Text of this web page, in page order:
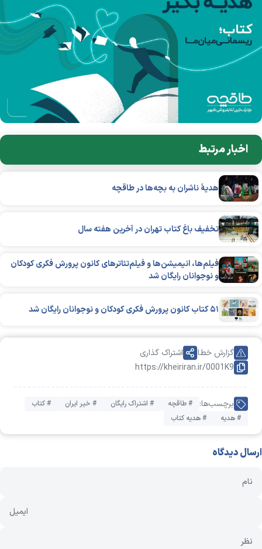
اخبار مرتبط
هدیهٔ ناشران به بچه‌ها در طاقچه
تخفیف باغ کتاب تهران در آخرین هفته سال
فیلم‌ها، انیمیشن‌ها و فیلم‌تئاترهای کانون پرورش فکری کودکان
و نوجوانان رایگان شد
۵۱ کتاب کانون پرورش فکری کودکان و نوجوانان رایگان شد
https://kheiriran.ir/0001K9
گزارش خطا اشتراک گذاری
برچسب‌ها: # طاقچه # اشتراک رایگان # خیر ایران
# کتاب
# هدیه
# هدیه کتاب
ارسال دیدگاه